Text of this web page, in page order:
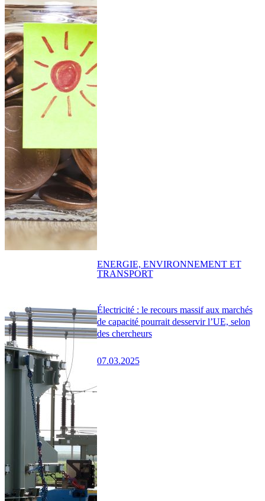
Électricité : le recours massif aux marchés
de capacité pourrait desservir l’UE, selon
des chercheurs
07.03.2025
ENERGIE, ENVIRONNEMENT ET
TRANSPORT